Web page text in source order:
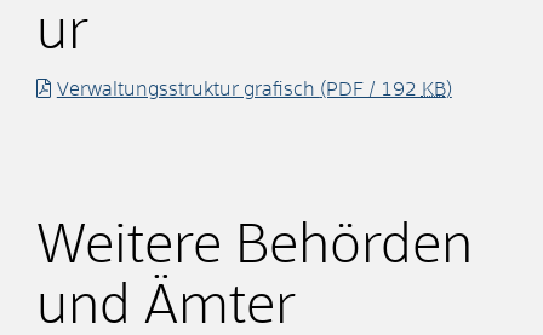
ur
Verwaltungsstruktur grafisch (PDF / 192 KB)
Weitere Behörden
und Ämter